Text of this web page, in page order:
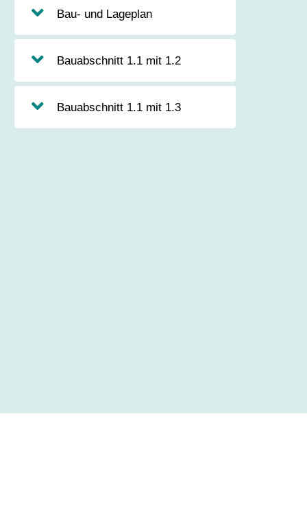
Bau- und Lageplan
Bauabschnitt 1.1 mit 1.2
Bauabschnitt 1.1 mit 1.3